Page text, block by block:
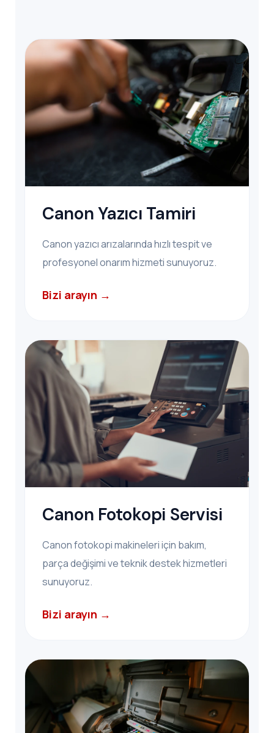
Canon Yazıcı Tamiri
Canon yazıcı arızalarında hızlı tespit ve
profesyonel onarım hizmeti sunuyoruz.
Bizi arayın →
Canon Fotokopi Servisi
Canon fotokopi makineleri için bakım,
parça değişimi ve teknik destek hizmetleri
sunuyoruz.
Bizi arayın →